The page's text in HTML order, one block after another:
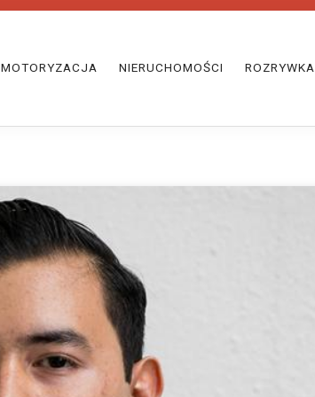
MOTORYZACJA NIERUCHOMOŚCI ROZRYWKA